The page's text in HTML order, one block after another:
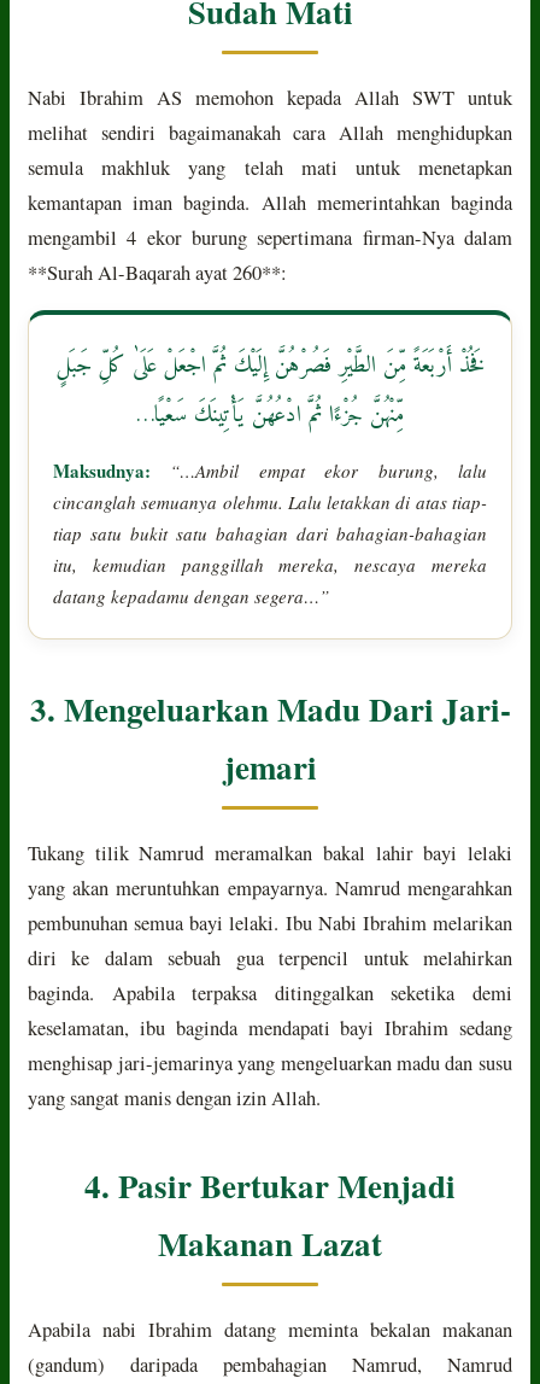
Sudah Mati
Nabi Ibrahim AS memohon kepada Allah SWT untuk
melihat sendiri bagaimanakah cara Allah menghidupkan
semula makhluk yang telah mati untuk menetapkan
kemantapan iman baginda. Allah memerintahkan baginda
mengambil 4 ekor burung sepertimana firman-Nya dalam
**Surah Al-Baqarah ayat 260**:
فَخُذْ أَرْبَعَةً مِّنَ الطَّيْرِ فَصُرْهُنَّ إِلَيْكَ ثُمَّ اجْعَلْ عَلَىٰ كُلِّ جَبَلٍ
مِّنْهُنَّ جُزْءًا ثُمَّ ادْعُهُنَّ يَأْتِينَكَ سَعْيًا…
Maksudnya:
“…Ambil empat ekor burung, lalu
cincanglah semuanya olehmu. Lalu letakkan di atas tiap-
tiap satu bukit satu bahagian dari bahagian-bahagian
itu, kemudian panggillah mereka, nescaya mereka
datang kepadamu dengan segera…”
3. Mengeluarkan Madu Dari Jari-
jemari
Tukang tilik Namrud meramalkan bakal lahir bayi lelaki
yang akan meruntuhkan empayarnya. Namrud mengarahkan
pembunuhan semua bayi lelaki. Ibu Nabi Ibrahim melarikan
diri ke dalam sebuah gua terpencil untuk melahirkan
baginda. Apabila terpaksa ditinggalkan seketika demi
keselamatan, ibu baginda mendapati bayi Ibrahim sedang
menghisap jari-jemarinya yang mengeluarkan madu dan susu
yang sangat manis dengan izin Allah.
4. Pasir Bertukar Menjadi
Makanan Lazat
Apabila nabi Ibrahim datang meminta bekalan makanan
(gandum) daripada pembahagian Namrud, Namrud